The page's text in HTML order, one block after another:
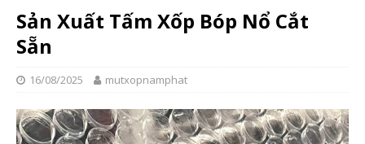
Sản Xuất Tấm Xốp Bóp Nổ Cắt
Sẵn
16/08/2025 mutxopnamphat